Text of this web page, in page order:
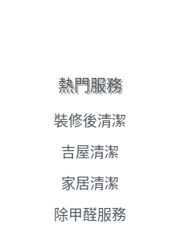
熱門服務
裝修後清潔
吉屋清潔
家居清潔
除甲醛服務